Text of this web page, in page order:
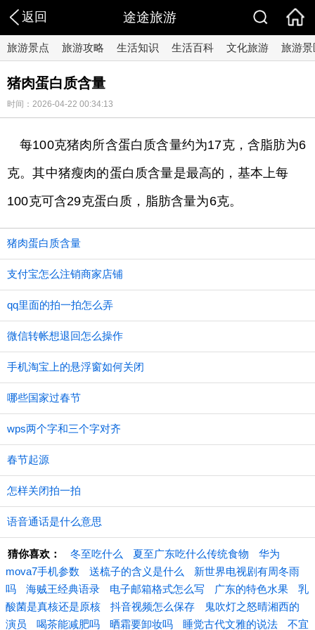
返回 途途旅游
旅游景点 旅游攻略 生活知识 生活百科 文化旅游 旅游景
猪肉蛋白质含量
时间：2026-04-22 00:34:13
每100克猪肉所含蛋白质含量约为17克，含脂肪为6
克。其中猪瘦肉的蛋白质含量是最高的，基本上每
100克可含29克蛋白质，脂肪含量为6克。
猪肉蛋白质含量
支付宝怎么注销商家店铺
qq里面的拍一拍怎么弄
微信转帐想退回怎么操作
手机淘宝上的悬浮窗如何关闭
哪些国家过春节
wps两个字和三个字对齐
春节起源
怎样关闭拍一拍
语音通话是什么意思
猜你喜欢： 冬至吃什么 夏至广东吃什么传统食物
华为
mova7手机参数
送梳子的含义是什么
新世界电视剧有周冬雨
吗
海贼王经典语录 电子邮箱格式怎么写 广东的特色水果
乳
酸菌是真核还是原核
抖音视频怎么保存
鬼吹灯之怒晴湘西的
演员
喝茶能减肥吗 晒霜要卸妆吗 睡觉古代文雅的说法 不宜